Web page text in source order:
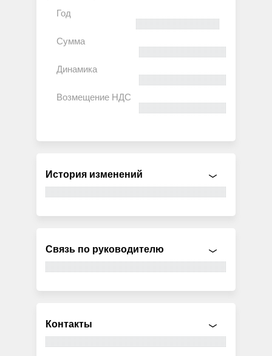
История изменений
Связь по руководителю
Контакты